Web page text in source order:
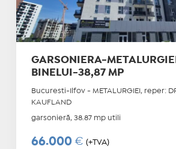
GARSONIERA-
BINELUI-38,87 MP
Bucuresti-Ilfov - METALURGIEI, reper:
KAUFLAND
garsonieră, 38.87 mp utili
66.000 € (+TVA)